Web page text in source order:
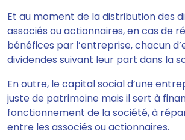
Et au moment de la distribution des
associés ou actionnaires, en cas de
bénéfices par l’entreprise, chacun
dividendes suivant leur part dans la
En outre, le capital social d’une
juste de patrimoine mais il sert à
fonctionnement de la société, à
entre les associés ou actionnaires.